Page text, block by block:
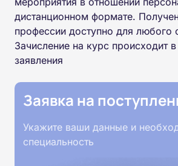
дистанционном формате.
профессии доступно для любого
Зачисление на курс происходит
заявления
Заявка на
Укажите ваши данные и
специальность